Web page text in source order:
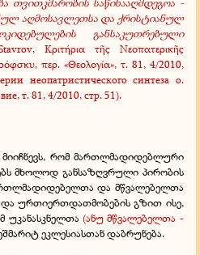
აღმოსავლეთსა და ქრისტიანულ
განსაკუთრებული
Kριτήρια τῆς Νεοπατερικῆς
περ. «Θεολογία», τ. 81, 4/2010,
неопатристического синтеза о.
т. 81, 4/2010, стр. 51).
მიიჩნევს, რომ მართლმადიდებლური
მხოლოდ განსაზღვრული პირობის
და მწვალებელთა
და ურთიერთდათმობების გზით ისე,
უკანასკნელთა(ანუ მწვალებელთა -
ეკლესიასთან დაბრუნება.